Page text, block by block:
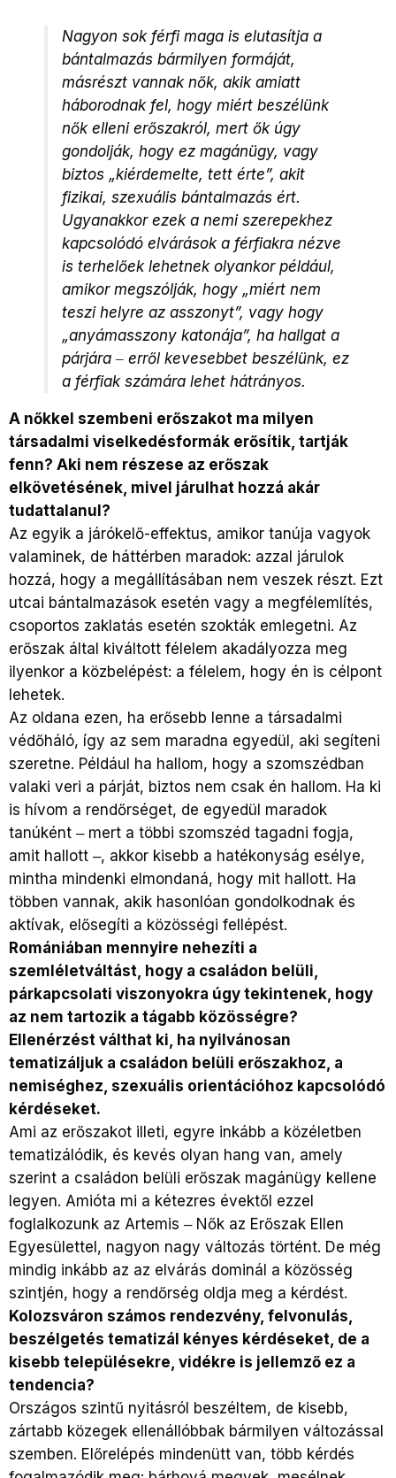
Nagyon sok férfi maga is elutasítja a
bántalmazás bármilyen formáját,
másrészt vannak nők, akik amiatt
háborodnak fel, hogy miért beszélünk
nők elleni erőszakról, mert ők úgy
gondolják, hogy ez magánügy, vagy
biztos „kiérdemelte, tett érte”, akit
fizikai, szexuális bántalmazás ért.
Ugyanakkor ezek a nemi szerepekhez
kapcsolódó elvárások a férfiakra nézve
is terhelőek lehetnek olyankor például,
amikor megszólják, hogy „miért nem
teszi helyre az asszonyt”, vagy hogy
„anyámasszony katonája”, ha hallgat a
párjára ‒ erről kevesebbet beszélünk, ez
a férfiak számára lehet hátrányos.
A nőkkel szembeni erőszakot ma milyen
társadalmi viselkedésformák erősítik, tartják
fenn? Aki nem részese az erőszak
elkövetésének, mivel járulhat hozzá akár
tudattalanul?
Az egyik a járókelő-effektus, amikor tanúja vagyok
valaminek, de háttérben maradok: azzal járulok
hozzá, hogy a megállításában nem veszek részt. Ezt
utcai bántalmazások esetén vagy a megfélemlítés,
csoportos zaklatás esetén szokták emlegetni. Az
erőszak által kiváltott félelem akadályozza meg
ilyenkor a közbelépést: a félelem, hogy én is célpont
lehetek.
Az oldana ezen, ha erősebb lenne a társadalmi
védőháló, így az sem maradna egyedül, aki segíteni
szeretne. Például ha hallom, hogy a szomszédban
valaki veri a párját, biztos nem csak én hallom. Ha ki
is hívom a rendőrséget, de egyedül maradok
tanúként ‒ mert a többi szomszéd tagadni fogja,
amit hallott ‒, akkor kisebb a hatékonyság esélye,
mintha mindenki elmondaná, hogy mit hallott. Ha
többen vannak, akik hasonlóan gondolkodnak és
aktívak, elősegíti a közösségi fellépést.
Romániában mennyire nehezíti a
szemléletváltást, hogy a családon belüli,
párkapcsolati viszonyokra úgy tekintenek, hogy
az nem tartozik a tágabb közösségre?
Ellenérzést válthat ki, ha nyilvánosan
tematizáljuk a családon belüli erőszakhoz, a
nemiséghez, szexuális orientációhoz kapcsolódó
kérdéseket.
Ami az erőszakot illeti, egyre inkább a közéletben
tematizálódik, és kevés olyan hang van, amely
szerint a családon belüli erőszak magánügy kellene
legyen. Amióta mi a kétezres évektől ezzel
foglalkozunk az Artemis ‒ Nők az Erőszak Ellen
Egyesülettel, nagyon nagy változás történt. De még
mindig inkább az az elvárás dominál a közösség
szintjén, hogy a rendőrség oldja meg a kérdést.
Kolozsváron számos rendezvény, felvonulás,
beszélgetés tematizál kényes kérdéseket, de a
kisebb településekre, vidékre is jellemző ez a
tendencia?
Országos szintű nyitásról beszéltem, de kisebb,
zártabb közegek ellenállóbbak bármilyen változással
szemben. Előrelépés mindenütt van, több kérdés